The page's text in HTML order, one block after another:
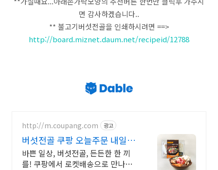
면 감사하겠습니다..
** 불고기버섯전골을 인쇄하시려면 ==>
http://board.miznet.daum.net/recipeid/12788
http://m.coupang.com 광고
버섯전골 쿠팡 오늘주문 내일도
착 로켓배송
바쁜 일상, 버섯전골, 든든한 한 끼
를! 쿠팡에서 로켓배송으로 만나보